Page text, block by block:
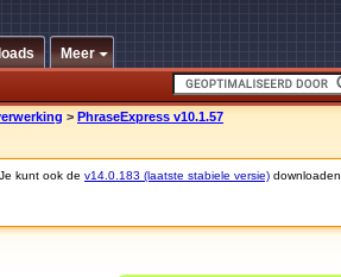
Meer
> PhraseExpress v10.1.57
kunt ook de v14.0.183 (laatste stabiele versie) downloaden.